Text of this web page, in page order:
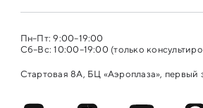
Пн–Пт: 9:00–19:00
Сб–Вс: 10:00–19:00 (только
Стартовая 8А, БЦ «Аэроплаза», первый